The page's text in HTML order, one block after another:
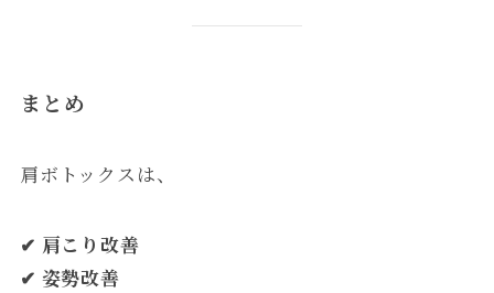
まとめ
肩ボトックスは、
✔ 肩こり改善
✔ 姿勢改善